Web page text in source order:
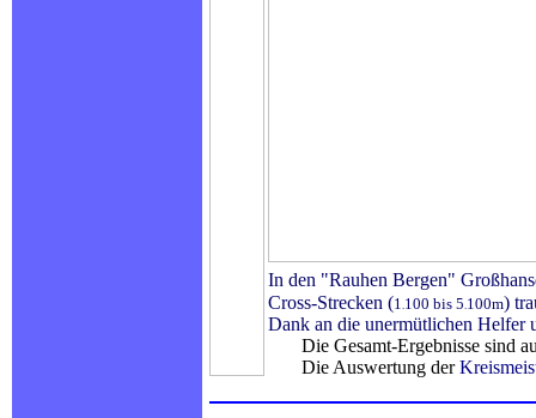
In den "Rauhen Bergen"
Cross-Strecken (1 100 bis 5 100m)
Dank an die unermütlichen Helfer
Die Gesamt-Ergebnisse sind
Die Auswertung der